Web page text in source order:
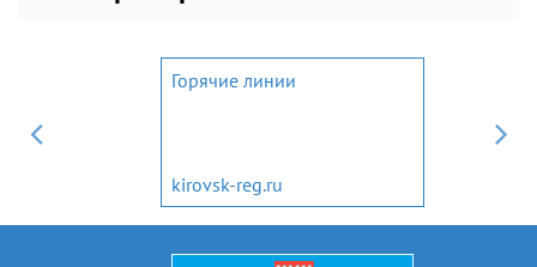
Горячие линии
kirovsk-reg.ru